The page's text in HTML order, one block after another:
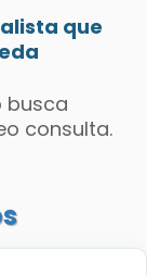
que
busca
consulta.